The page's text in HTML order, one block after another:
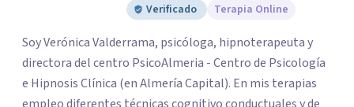
Verificado
Terapia Online
Soy Verónica Valderrama, psicóloga, hipnoterapeuta y
directora del centro PsicoAlmeria - Centro de Psicología
e Hipnosis Clínica (en Almería Capital). En mis terapias